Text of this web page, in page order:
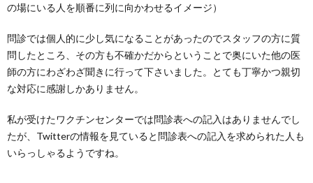
の場にいる人を順番に列に向かわせるイメージ）
問診では個人的に少し気になることがあったのでスタッフの方に質
問したところ、その方も不確かだからということで奥にいた他の医
師の方にわざわざ聞きに行って下さいました。とても丁寧かつ親切
な対応に感謝しかありません。
私が受けたワクチンセンターでは問診表への記入はありませんでし
たが、Twitterの情報を見ていると問診表への記入を求められた人も
いらっしゃるようですね。